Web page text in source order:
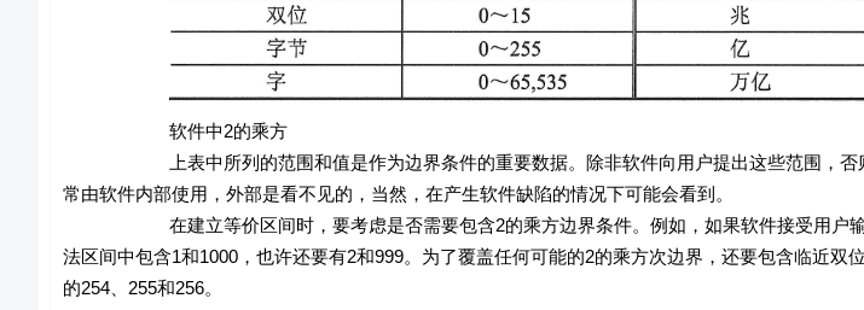
软件中2的乘方
上表中所列的范围和值是作为边界条件的重要数据。除非软件向用户提出这些范围，否则
常由软件内部使用，外部是看不见的，当然，在产生软件缺陷的情况下可能会看到。
在建立等价区间时，要考虑是否需要包含2的乘方边界条件。例如，如果软件接受用户输
法区间中包含1和1000，也许还要有2和999。为了覆盖任何可能的2的乘方次边界，还要包含临近双
的254、255和256。